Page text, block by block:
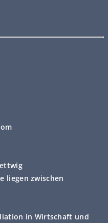
liegen zwischen
in Wirtschaft und